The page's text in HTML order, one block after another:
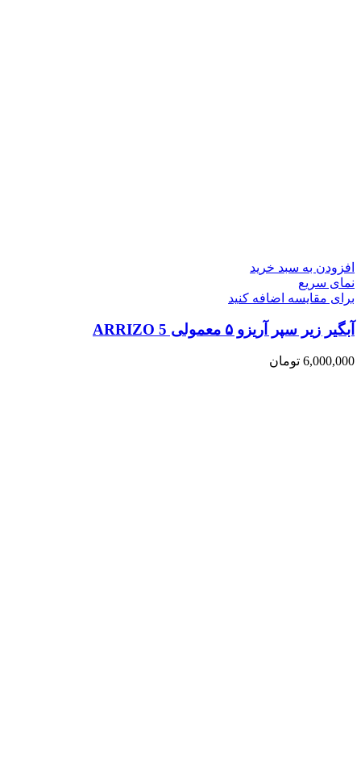
افزودن به سبد خرید
نمای سریع
برای مقایسه اضافه کنید
آبگیر زیر سپر آریزو ۵ معمولی ARRIZO 5
6,000,000 تومان